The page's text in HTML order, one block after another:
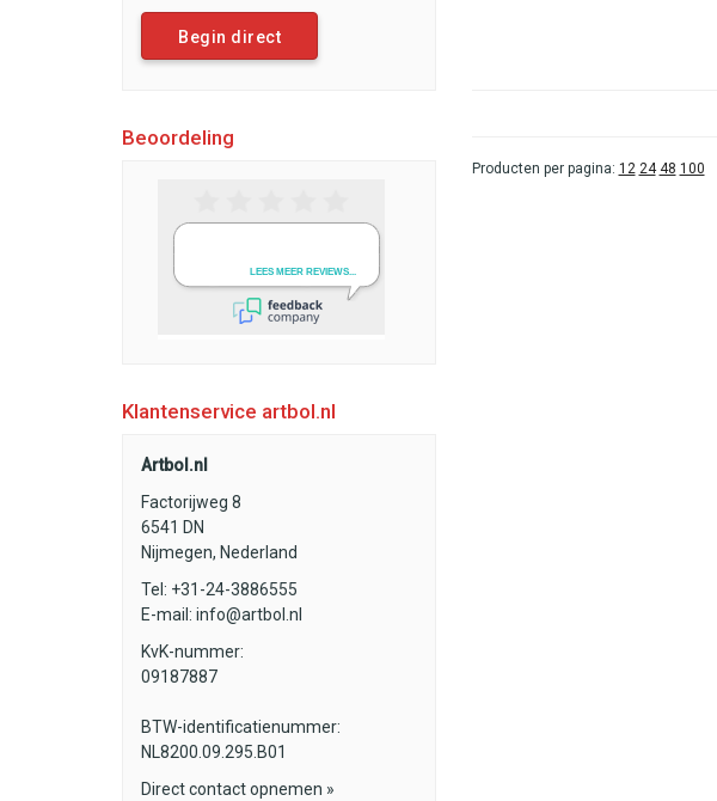
Begin direct
Beoordeling
Klantenservice artbol.nl
Artbol.nl
Factorijweg 8
6541 DN
Nijmegen, Nederland
Tel: +31-24-3886555
E-mail: info@artbol.nl
KvK-nummer:
09187887
BTW-identificatienummer:
NL8200.09.295.B01
Direct contact opnemen »
Producten per pagina: 12 24 48 100